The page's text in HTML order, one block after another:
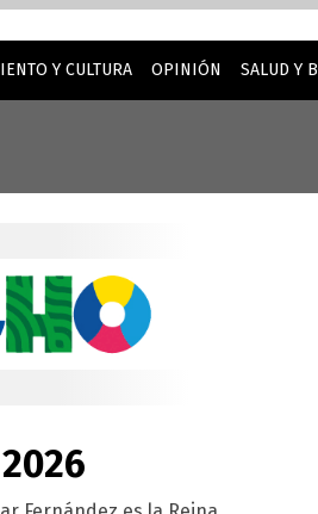
usando este sitio web, usted
Y CULTURA OPINIÓN SALUD Y